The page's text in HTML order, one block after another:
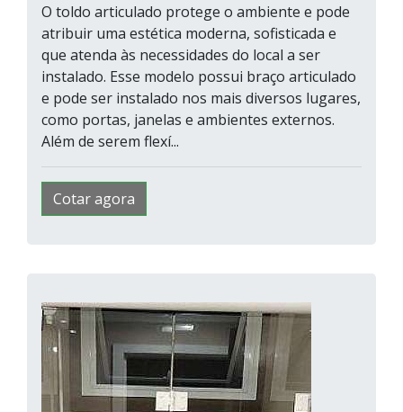
O toldo articulado protege o ambiente e pode
atribuir uma estética moderna, sofisticada e
que atenda às necessidades do local a ser
instalado. Esse modelo possui braço articulado
e pode ser instalado nos mais diversos lugares,
como portas, janelas e ambientes externos.
Além de serem flexí...
Cotar agora